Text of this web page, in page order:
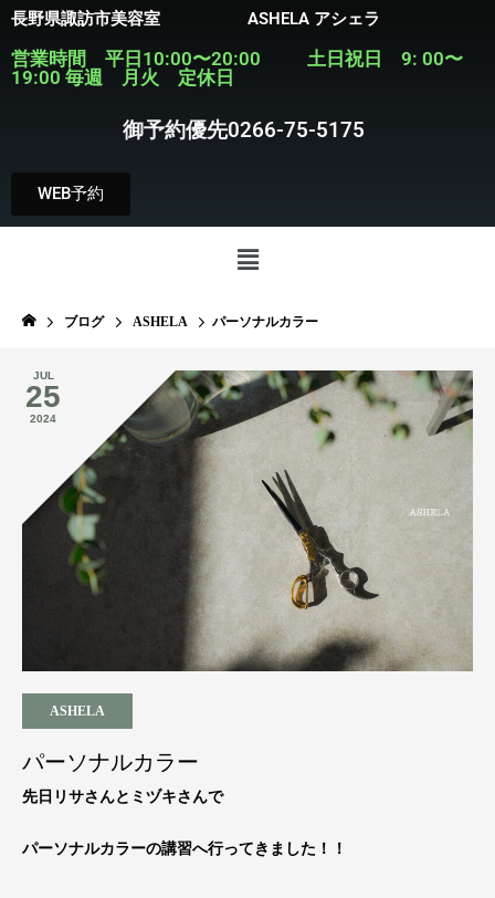
長野県諏訪市美容室 ASHELA アシェラ
営業時間 平日10:00〜20:00 土日祝日 9: 00〜
19:00 毎週 月火 定休日
御予約優先0266-75-5175
WEB予約
ブログ ASHELA パーソナルカラー
JUL
25
2024
ASHELA
パーソナルカラー
先日リサさんとミヅキさんで
パーソナルカラーの講習へ行ってきました！！